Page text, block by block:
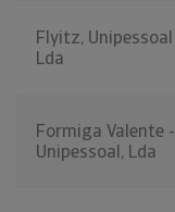
Flyitz, Unipessoal
Lda
Formiga Valente -
Unipessoal, Lda